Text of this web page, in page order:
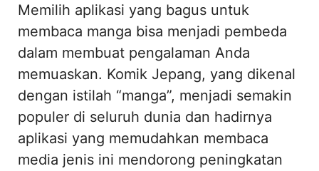
Memilih aplikasi yang bagus untuk
membaca manga bisa menjadi pembeda
dalam membuat pengalaman Anda
memuaskan. Komik Jepang, yang dikenal
dengan istilah “manga”, menjadi semakin
populer di seluruh dunia dan hadirnya
aplikasi yang memudahkan membaca
media jenis ini mendorong peningkatan